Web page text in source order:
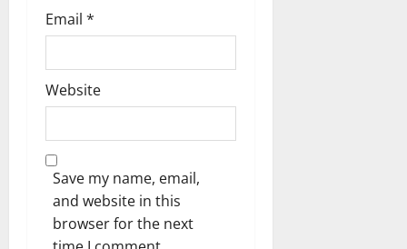
Email *
Website
Save my name, email,
and website in this
browser for the next